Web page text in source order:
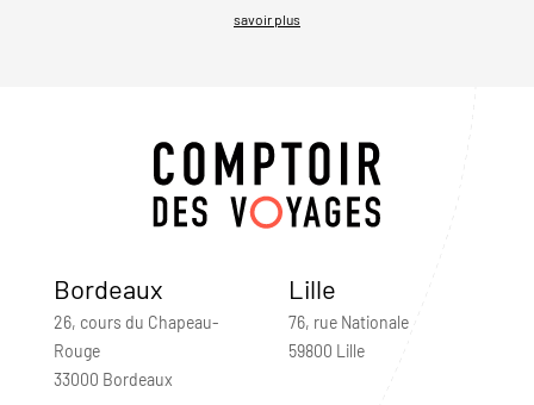
savoir plus
Bordeaux
26, cours du Chapeau-
Rouge
33000 Bordeaux
Lille
76, rue Nationale
59800 Lille